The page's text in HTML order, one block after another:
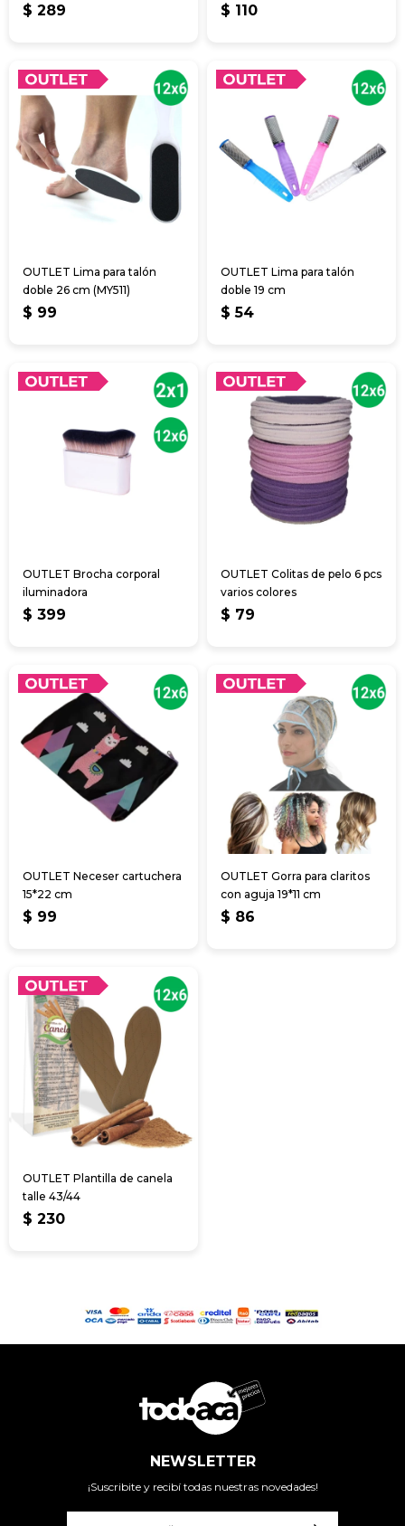
$ 289 $ 110
OUTLET Lima para talón
doble 26 cm (MY511)
$ 99
OUTLET Lima para talón
doble 19 cm
$ 54
OUTLET Brocha corporal
iluminadora
$ 399
OUTLET Colitas de pelo 6 pcs
varios colores
$ 79
OUTLET Neceser cartuchera
15*22 cm
$ 99
OUTLET Gorra para claritos
con aguja 19*11 cm
$ 86
OUTLET Plantilla de canela
talle 43/44
$ 230
NEWSLETTER
¡Suscribite y recibí todas nuestras novedades!